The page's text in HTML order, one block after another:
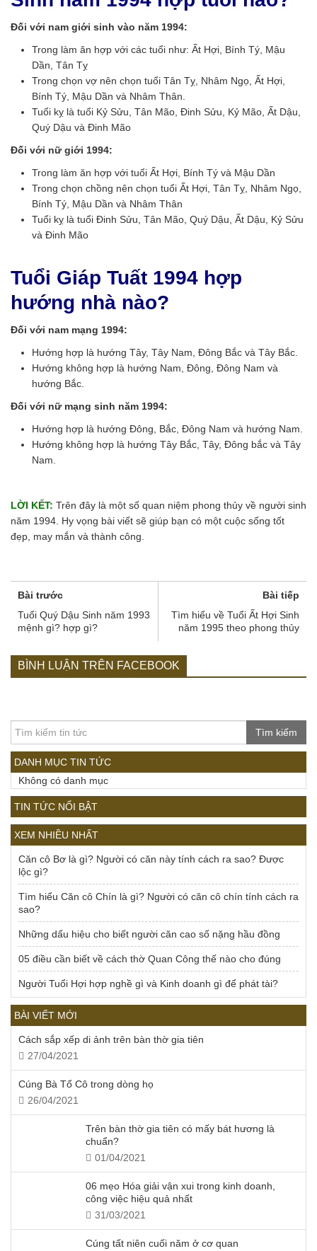
Đối với nam giới sinh vào năm 1994:
Trong làm ăn hợp với các tuổi như: Ất Hợi, Bính Tý, Mậu
Dần, Tân Tỵ
Trong chọn vợ nên chọn tuổi Tân Tỵ, Nhâm Ngọ, Ất Hợi,
Bính Tý, Mậu Dần và Nhâm Thân.
Tuổi kỵ là tuổi Kỷ Sửu, Tân Mão, Đinh Sửu, Kỷ Mão, Ất Dậu,
Quý Dậu và Đinh Mão
Đối với nữ giới 1994:
Trong làm ăn hợp với tuổi Ất Hợi, Bính Tý và Mậu Dần
Trong chọn chồng nên chọn tuổi Ất Hợi, Tân Tỵ, Nhâm Ngọ,
Bính Tý, Mậu Dần và Nhâm Thân
Tuổi kỵ là tuổi Đinh Sửu, Tân Mão, Quý Dậu, Ất Dậu, Kỷ Sửu
và Đinh Mão
Tuổi Giáp Tuất 1994 hợp
hướng nhà nào?
Đối với nam mạng 1994:
Hướng hợp là hướng Tây, Tây Nam, Đông Bắc và Tây Bắc.
Hướng không hợp là hướng Nam, Đông, Đông Nam và
hướng Bắc.
Đối với nữ mạng sinh năm 1994:
Hướng hợp là hướng Đông, Bắc, Đông Nam và hướng Nam.
Hướng không hợp là hướng Tây Bắc, Tây, Đông bắc và Tây
Nam.
LỜI KẾT: Trên đây là một số quan niệm phong thủy về người sinh
năm 1994. Hy vọng bài viết sẽ giúp bạn có một cuộc sống tốt
đẹp, may mắn và thành công.
Bài trước
Tuổi Quý Dậu Sinh năm 1993
mệnh gì? hợp gì?
Bài tiếp
Tìm hiểu về Tuổi Ất Hợi Sinh
năm 1995 theo phong thủy
BÌNH LUẬN TRÊN FACEBOOK
Tìm kiếm
DANH MỤC TIN TỨC
Không có danh mục
TIN TỨC NỔI BẬT
XEM NHIỀU NHẤT
Căn cô Bơ là gì? Người có căn này tính cách ra sao? Được
lộc gì?
Tìm hiểu Căn cô Chín là gì? Người có căn cô chín tính cách ra
sao?
Những dấu hiệu cho biết người căn cao số nặng hầu đồng
05 điều cần biết về cách thờ Quan Công thế nào cho đúng
Người Tuổi Hợi hợp nghề gì và Kinh doanh gì để phát tài?
BÀI VIẾT MỚI
Cách sắp xếp di ảnh trên bàn thờ gia tiên
27/04/2021
Cúng Bà Tổ Cô trong dòng họ
26/04/2021
Trên bàn thờ gia tiên có mấy bát hương là
chuẩn?
01/04/2021
06 mẹo Hóa giải vận xui trong kinh doanh,
công việc hiệu quả nhất
31/03/2021
Cúng tất niên cuối năm ở cơ quan